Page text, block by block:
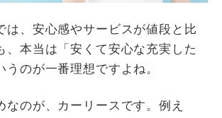
は、安心感やサービスが値段と比
、本当は「安くて安心な充実した
うのが一番理想ですよね。
なのが、カーリースです。例え